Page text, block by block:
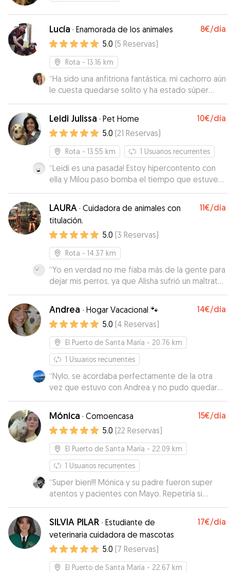
Lucía · Enamorada de los animales 8€/día
5.0 (5 Reservas)
Rota - 13.16 km
“Ha sido una anfitriona fantástica, mi cachorro aún
le cuesta quedarse solito y ha estado súper
cómodo y feliz con ella. ¡Tiene mi confianza
asegurada!
Leidi Julissa · Pet Home 10€/día
5.0 (21 Reservas)
Rota - 13.55 km 1 Usuarios recurrentes
“Leidi es una pasada! Estoy hipercontento con
ella y Milou paso bomba el tiempo que estuve
con ella y queria seguir!!! Muchas graciass Leidi
🙏 ”
LAURA · Cuidadora de animales con
titulación.
11€/día
5.0 (3 Reservas)
Rota - 14.37 km
“Yo en verdad no me fiaba más de la gente para
dejar mis perros, ya que Alisha sufrió un maltrato
por un cuidador. Pero he dado un oportunidad a
Laura y no me arrepiento ni un segundo. Ha
hecho que Alisha volviese más o menos la
perrita que era antes... le dio amor y cariño
como si mis perros fuesen suyos. Los paseos en
la playa, en su campo ecc. La recomiendo al
100%. Quien quiere quedarse tranquilo en sus
vacaciones o citas importantes no dudes a dejar
tus queridos a Laura. Me mandaba fotos todos
los dias... cada vez que le escribía me respondía
Andrea · Hogar Vacacional 🐾 14€/día
5.0 (4 Reservas)
El Puerto de Santa María - 20.76 km
1 Usuarios recurrentes
“Nylo, se acordaba perfectamente de la otra
vez que estuvo con Andrea y no pudo quedarse
más contento. Cuando le recogimos seguía feliz
y juguetón, súper bien con Coco. Está claro que
le cuidan muy bien está a gusto.
Mónica · Comoencasa 15€/día
5.0 (22 Reservas)
El Puerto de Santa María - 22.09 km
1 Usuarios recurrentes
“Super bien!!! Mónica y su padre fueron super
atentos y pacientes con Mayo. Repetiría si
vuelvo a necesitarlos!”
SILVIA PILAR · Estudiante de
veterinaria cuidadora de mascotas
17€/día
5.0 (7 Reservas)
El Puerto de Santa María - 22.67 km